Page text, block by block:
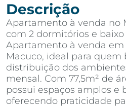
Descrição
Apartamento à venda no
com 2 dormitórios e
Apartamento à venda em
Macuco, ideal para quem
distribuição dos
mensal. Com 77,5m² de
possui espaços amplos e
oferecendo praticidade